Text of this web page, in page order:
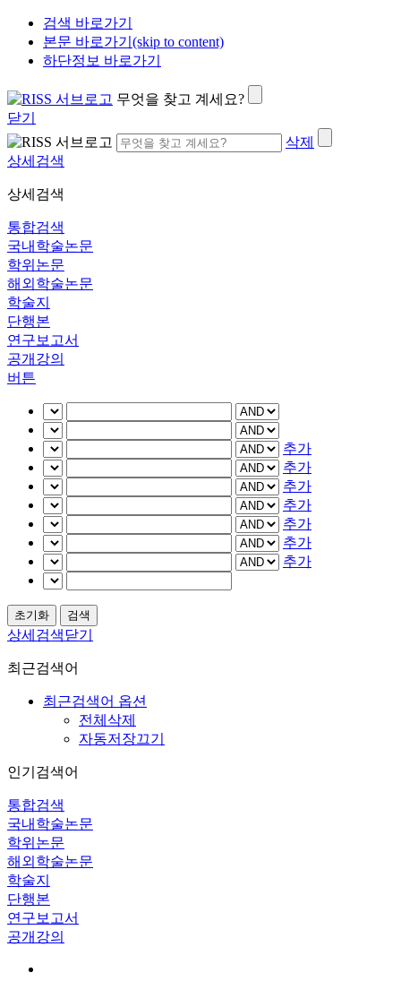
검색 바로가기
본문 바로가기(skip to content)
하단정보 바로가기
무엇을 찾고 계세요?
닫기
삭제
상세검색
상세검색
통합검색
국내학술논문
학위논문
해외학술논문
학술지
단행본
연구보고서
공개강의
버튼
추가
추가
추가
추가
추가
추가
추가
상세검색닫기
최근검색어
최근검색어 옵션
전체삭제
자동저장끄기
인기검색어
통합검색
국내학술논문
학위논문
해외학술논문
학술지
단행본
연구보고서
공개강의